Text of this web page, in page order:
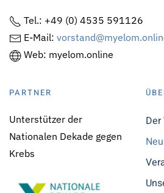
Tel.: +49 (0) 4535 591126
E-Mail:
Web: myelom.online
PARTNER
Unterstützer der
Nationalen Dekade gegen
Krebs